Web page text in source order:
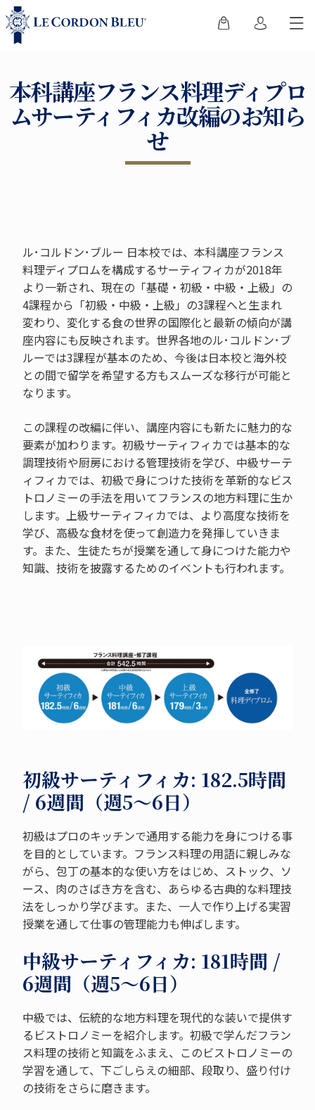
本科講座フランス料理ディプロ
ムサーティフィカ改編のお知ら
せ
ル･コルドン･ブルー 日本校では、本科講座フランス
料理ディプロムを構成するサーティフィカが2018年
より一新され、現在の「基礎・初級・中級・上級」の
4課程から「初級・中級・上級」の3課程へと生まれ
変わり、変化する食の世界の国際化と最新の傾向が講
座内容にも反映されます。世界各地のル･コルドン･ブ
ルーでは3課程が基本のため、今後は日本校と海外校
との間で留学を希望する方もスムーズな移行が可能と
なります。
この課程の改編に伴い、講座内容にも新たに魅力的な
要素が加わります。初級サーティフィカでは基本的な
調理技術や厨房における管理技術を学び、中級サーテ
ィフィカでは、初級で身につけた技術を革新的なビス
トロノミーの手法を用いてフランスの地方料理に生か
します。上級サーティフィカでは、より高度な技術を
学び、高級な食材を使って創造力を発揮していきま
す。また、生徒たちが授業を通して身につけた能力や
知識、技術を披露するためのイベントも行われます。
初級サーティフィカ: 182.5時間
/ 6週間（週5～6日）
初級はプロのキッチンで通用する能力を身につける事
を目的としています。フランス料理の用語に親しみな
がら、包丁の基本的な使い方をはじめ、ストック、ソ
ース、肉のさばき方を含む、あらゆる古典的な料理技
法をしっかり学びます。また、一人で作り上げる実習
授業を通して仕事の管理能力も伸ばします。
中級サーティフィカ: 181時間 /
6週間（週5～6日）
中級では、伝統的な地方料理を現代的な装いで提供す
るビストロノミーを紹介します。初級で学んだフラン
ス料理の技術と知識をふまえ、このビストロノミーの
学習を通して、下ごしらえの細部、段取り、盛り付け
の技術をさらに磨きます。